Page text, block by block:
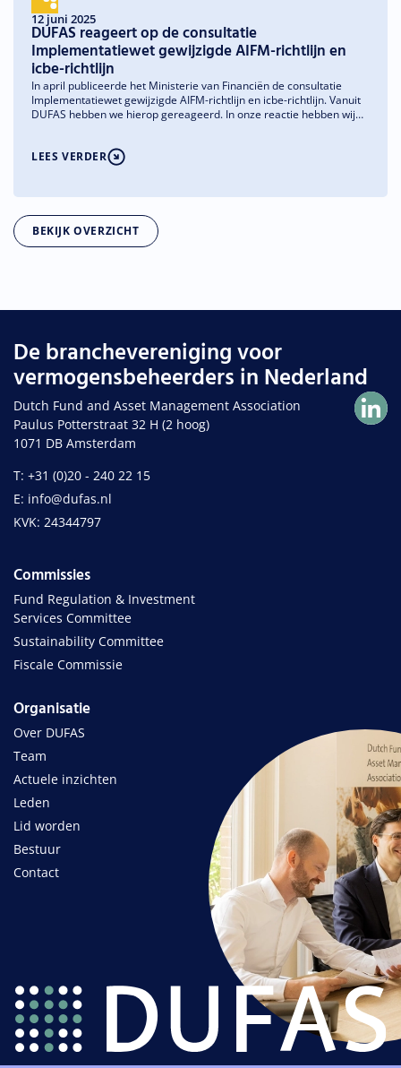
voorstellen die deze obstakels gericht proberen weg te nemen.
12 juni 2025
DUFAS reageert op de consultatie
Implementatiewet gewijzigde AIFM-richtlijn en
icbe-richtlijn
In april publiceerde het Ministerie van Financiën de consultatie
Implementatiewet gewijzigde AIFM-richtlijn en icbe-richtlijn. Vanuit
DUFAS hebben we hierop gereageerd. In onze reactie hebben wij
sluiten op de tekst van de Europese richtlijnen, het bestaande
LEES VERDER
BEKIJK OVERZICHT
De branchevereniging voor
vermogensbeheerders in Nederland
Dutch Fund and Asset Management Association
Paulus Potterstraat 32 H (2 hoog)
1071 DB Amsterdam
T: +31 (0)20 - 240 22 15
E: info@dufas.nl
KVK: 24344797
Commissies
Fund Regulation & Investment
Services Committee
Sustainability Committee
Fiscale Commissie
Organisatie
Over DUFAS
Team
Actuele inzichten
Leden
Lid worden
Bestuur
Contact